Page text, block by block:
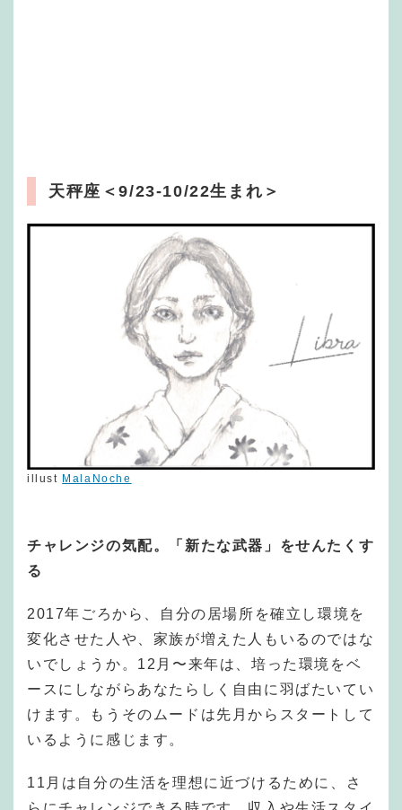
天秤座 ＜9/23-10/22生まれ＞
illust MalaNoche
チャレンジの気配。「新たな武器」をせんたくす
る
2017年ごろから、自分の居場所を確立し環境を
変化させた人や、家族が増えた人もいるのではな
いでしょうか。12月〜来年は、培った環境をベ
ースにしながらあなたらしく自由に羽ばたいてい
けます。もうそのムードは先月からスタートして
いるように感じます。
11月は自分の生活を理想に近づけるために、さ